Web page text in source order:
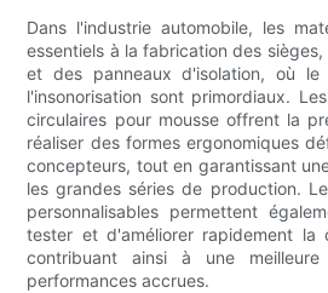
Dans l'industrie automobile, les
essentiels à la fabrication des
et des panneaux d'isolation, où
l'insonorisation sont primordiaux.
circulaires pour mousse offrent la
réaliser des formes ergonomiques
concepteurs, tout en garantissant
les grandes séries de production.
personnalisables permettent
tester et d'améliorer rapidement la
contribuant ainsi à une
performances accrues.